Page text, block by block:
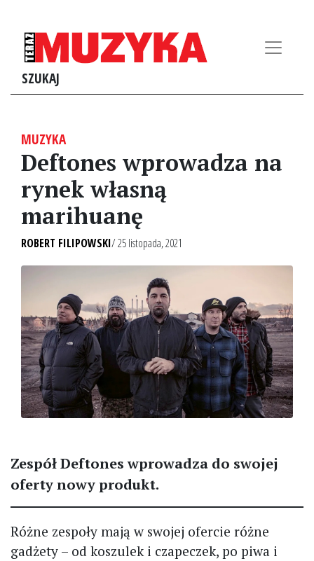
SZUKAJ
MUZYKA
Deftones wprowadza na
rynek własną
marihuanę
ROBERT FILIPOWSKI/ 25 listopada, 2021
Zespół Deftones wprowadza do swojej
oferty nowy produkt.
Różne zespoły mają w swojej ofercie różne
gadżety – od koszulek i czapeczek, po piwa i